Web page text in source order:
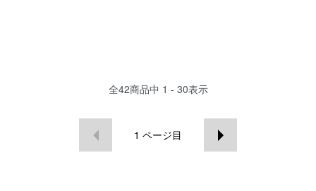
全42商品中 1 - 30表示
1 ページ目